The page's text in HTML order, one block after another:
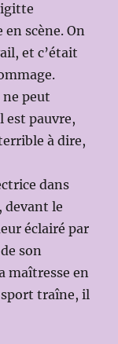
en scène. On
et c’était
ne peut
est pauvre,
à dire,
dans
devant le
éclairé par
son
maîtresse en
sport traîne, il